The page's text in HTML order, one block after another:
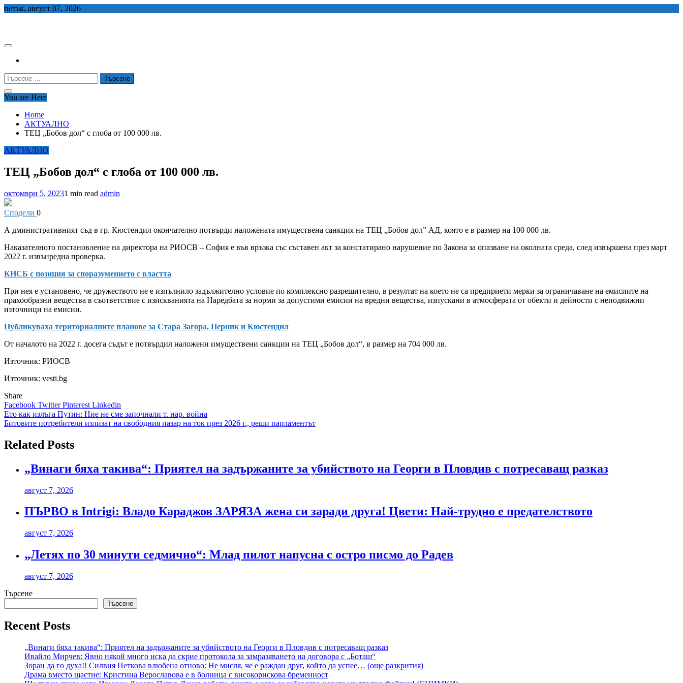
Skip
петък, август 07, 2026
Търсене
за:
You are Here
Home
АКТУАЛНО
ТЕЦ „Бобов дол“ с глоба от 100 000 лв.
АКТУАЛНО
ТЕЦ „Бобов дол“ с глоба от 100 000 лв.
октомври 5, 20231 min read admin
Сподели 0
А дминистративният съд в гр. Кюстендил окончателно потвърди наложената имуществена санкция на ТЕЦ „Бобов дол” АД, която е в размер на 100 000 лв.
Наказателното постановление на директора на РИОСВ – София е във връзка със съставен акт за констатирано нарушение по Закона за опазване на околната среда, след извършена през март
2022 г. извънредна проверка.
КНСБ с позиция за споразумението с властта
При нея е установено, че дружеството не е изпълнило задължително условие по комплексно разрешително, в резултат на което не са предприети мерки за ограничаване на емисиите на
прахообразни вещества в съответствие с изискванията на Наредбата за норми за допустими емисии на вредни вещества, изпускани в атмосферата от обекти и дейности с неподвижни
източници на емисии.
Публикуваха териториалните планове за Стара Загора, Перник и Кюстендил
От началото на 2022 г. досега съдът е потвърдил наложени имуществени санкции на ТЕЦ „Бобов дол“, в размер на 704 000 лв.
Източник: РИОСВ
Източник: vesti.bg
Share
Facebook TwitterPinterest Linkedin
Навигация
Ето как излъга Путин: Ние не сме започнали т. нар. война
Битовите потребители излизат на свободния пазар на ток през 2026 г., реши парламентът
Related Posts
„Винаги бяха такива“: Приятел на задържаните за убийството на Георги в Пловдив с потресаващ разказ
август 7, 2026
ПЪРВО в Intrigi: Владо Караджов ЗАРЯЗА жена си заради друга! Цвети: Най-трудно е предателството
август 7, 2026
„Летях по 30 минути седмично“: Млад пилот напусна с остро писмо до Радев
август 7, 2026
Търсене
Търсене
Recent Posts
„Винаги бяха такива“: Приятел на задържаните за убийството на Георги в Пловдив с потресаващ разказ
Ивайло Мирчев: Явно някой много иска да скрие протокола за замразяването на договора с „Боташ“
Зоран да го духа!! Силвия Петкова влюбена отново: Не мисля, че е раждан друг, който да успее… (още разкрития)
Драма вместо щастие: Кристина Верославова е в болница с високорискова бременност